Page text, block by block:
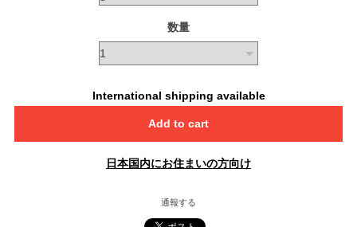
数量
International shipping available
Add to cart
日本国内にお住まいの方向け
通報する